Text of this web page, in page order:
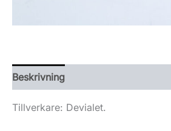
Beskrivning
Tillverkare: Devialet.